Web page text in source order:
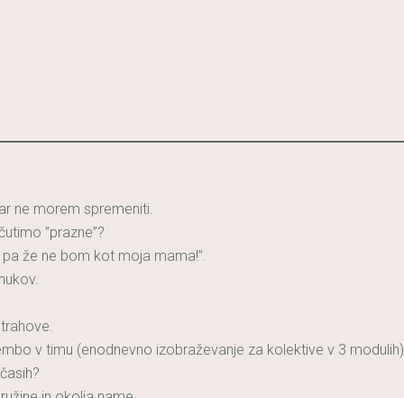
ne morem spremeniti.
”prazne”?
že ne bom kot moja mama!”.
v timu (enodnevno izobraževanje za kolektive v 3 modulih).